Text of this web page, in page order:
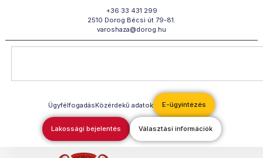
+36 33 431 299
2510 Dorog Bécsi út 79-81.
varoshaza@dorog.hu
ÜgyfélfogadásKözérdekű adatok E-ügyintézés
Lakossági bejelentés Választási információk